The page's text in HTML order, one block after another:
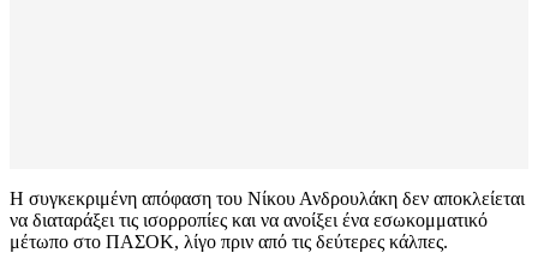
Η συγκεκριμένη απόφαση του Νίκου Ανδρουλάκη δεν αποκλείεται
να διαταράξει τις ισορροπίες και να ανοίξει ένα εσωκομματικό
μέτωπο στο ΠΑΣΟΚ, λίγο πριν από τις δεύτερες κάλπες.